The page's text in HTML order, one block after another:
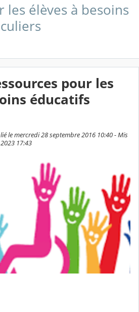
les élèves à besoins
pour les
éducatifs
le mercredi 28 septembre 2016 10:40 - Mis
17:43